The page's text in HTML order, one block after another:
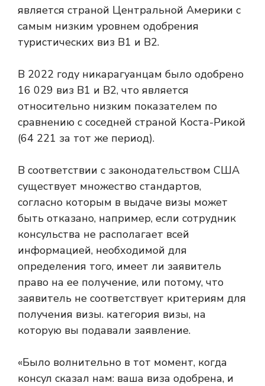
является страной Центральной Америки с
самым низким уровнем одобрения
туристических виз B1 и B2.
В 2022 году никарагуанцам было одобрено
16 029 виз B1 и B2, что является
относительно низким показателем по
сравнению с соседней страной Коста-Рикой
(64 221 за тот же период).
В соответствии с законодательством США
существует множество стандартов,
согласно которым в выдаче визы может
быть отказано, например, если сотрудник
консульства не располагает всей
информацией, необходимой для
определения того, имеет ли заявитель
право на ее получение, или потому, что
заявитель не соответствует критериям для
получения визы. категория визы, на
которую вы подавали заявление.
«Было волнительно в тот момент, когда
консул сказал нам: ваша виза одобрена, и